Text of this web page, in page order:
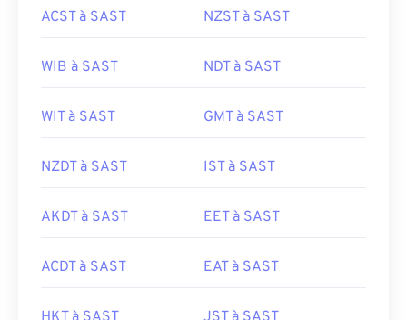
ACST à SAST NZST à SAST
WIB à SAST NDT à SAST
WIT à SAST GMT à SAST
NZDT à SAST IST à SAST
AKDT à SAST EET à SAST
ACDT à SAST EAT à SAST